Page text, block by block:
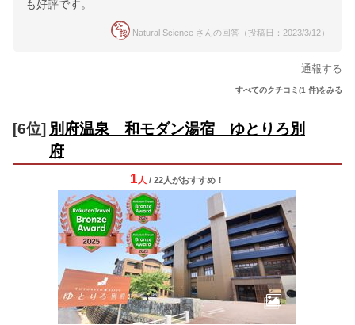
も好評です。
Natural Science さんの回答（投稿日：2023/3/12）
通報する
すべてのクチコミ(1 件)をみる
[6位] 別府温泉 和モダン湯宿 ゆとりろ別
府
1 人 / 22人がおすすめ！